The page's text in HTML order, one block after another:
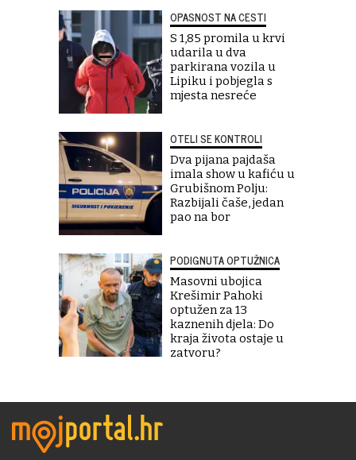
OPASNOST NA CESTI
S 1,85 promila u krvi
udarila u dva
parkirana vozila u
Lipiku i pobjegla s
mjesta nesreće
OTELI SE KONTROLI
Dva pijana pajdaša
imala show u kafiću u
Grubišnom Polju:
Razbijali čaše, jedan
pao na bor
PODIGNUTA OPTUŽNICA
Masovni ubojica
Krešimir Pahoki
optužen za 13
kaznenih djela: Do
kraja života ostaje u
zatvoru?